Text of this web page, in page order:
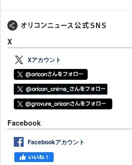
X
Xアカウント
Facebook
Facebookアカウント